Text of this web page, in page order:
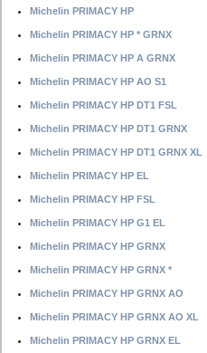
Michelin PRIMACY HP
Michelin PRIMACY HP * GRNX
Michelin PRIMACY HP A GRNX
Michelin PRIMACY HP AO S1
Michelin PRIMACY HP DT1 FSL
Michelin PRIMACY HP DT1 GRNX
Michelin PRIMACY HP DT1 GRNX XL
Michelin PRIMACY HP EL
Michelin PRIMACY HP FSL
Michelin PRIMACY HP G1 EL
Michelin PRIMACY HP GRNX
Michelin PRIMACY HP GRNX *
Michelin PRIMACY HP GRNX AO
Michelin PRIMACY HP GRNX AO XL
Michelin PRIMACY HP GRNX EL